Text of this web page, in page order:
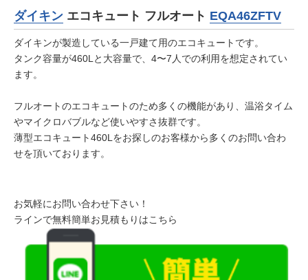
ダイキン エコキュート フルオート EQA46ZFTV
ダイキンが製造している一戸建て用のエコキュートです。
タンク容量が460Lと大容量で、4〜7人での利用を想定されてい
ます。
フルオートのエコキュートのため多くの機能があり、温浴タイム
やマイクロバブルなど使いやすさ抜群です。
薄型エコキュート460Lをお探しのお客様から多くのお問い合わ
せを頂いております。
お気軽にお問い合わせ下さい！
ラインで無料簡単お見積もりはこちら